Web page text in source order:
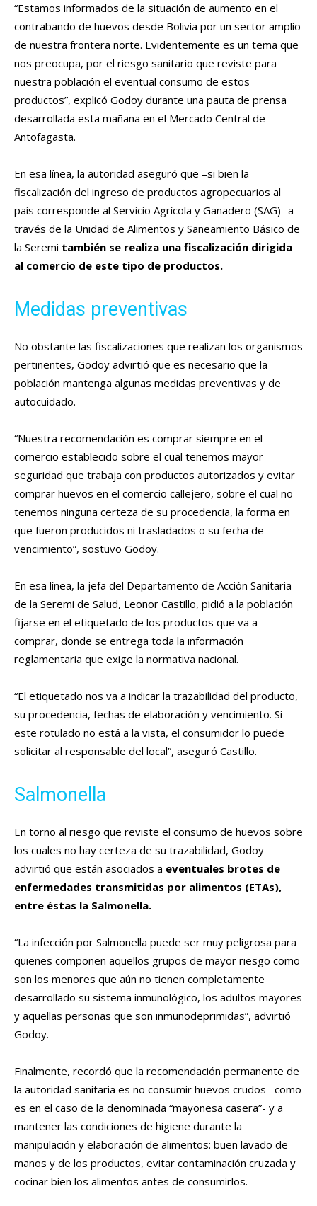
“Estamos informados de la situación de aumento en el
contrabando de huevos desde Bolivia por un sector amplio
de nuestra frontera norte. Evidentemente es un tema que
nos preocupa, por el riesgo sanitario que reviste para
nuestra población el eventual consumo de estos
productos”, explicó Godoy durante una pauta de prensa
desarrollada esta mañana en el Mercado Central de
Antofagasta.
En esa línea, la autoridad aseguró que –si bien la
fiscalización del ingreso de productos agropecuarios al
país corresponde al Servicio Agrícola y Ganadero (SAG)- a
través de la Unidad de Alimentos y Saneamiento Básico de
la Seremi también se realiza una fiscalización dirigida
al comercio de este tipo de productos.
Medidas preventivas
No obstante las fiscalizaciones que realizan los organismos
pertinentes, Godoy advirtió que es necesario que la
población mantenga algunas medidas preventivas y de
autocuidado.
“Nuestra recomendación es comprar siempre en el
comercio establecido sobre el cual tenemos mayor
seguridad que trabaja con productos autorizados y evitar
comprar huevos en el comercio callejero, sobre el cual no
tenemos ninguna certeza de su procedencia, la forma en
que fueron producidos ni trasladados o su fecha de
vencimiento”, sostuvo Godoy.
En esa línea, la jefa del Departamento de Acción Sanitaria
de la Seremi de Salud, Leonor Castillo, pidió a la población
fijarse en el etiquetado de los productos que va a
comprar, donde se entrega toda la información
reglamentaria que exige la normativa nacional.
“El etiquetado nos va a indicar la trazabilidad del producto,
su procedencia, fechas de elaboración y vencimiento. Si
este rotulado no está a la vista, el consumidor lo puede
solicitar al responsable del local”, aseguró Castillo.
Salmonella
En torno al riesgo que reviste el consumo de huevos sobre
los cuales no hay certeza de su trazabilidad, Godoy
advirtió que están asociados a eventuales brotes de
enfermedades transmitidas por alimentos (ETAs),
entre éstas la Salmonella.
“La infección por Salmonella puede ser muy peligrosa para
quienes componen aquellos grupos de mayor riesgo como
son los menores que aún no tienen completamente
desarrollado su sistema inmunológico, los adultos mayores
y aquellas personas que son inmunodeprimidas”, advirtió
Godoy.
Finalmente, recordó que la recomendación permanente de
la autoridad sanitaria es no consumir huevos crudos –como
es en el caso de la denominada “mayonesa casera”- y a
mantener las condiciones de higiene durante la
manipulación y elaboración de alimentos: buen lavado de
manos y de los productos, evitar contaminación cruzada y
cocinar bien los alimentos antes de consumirlos.